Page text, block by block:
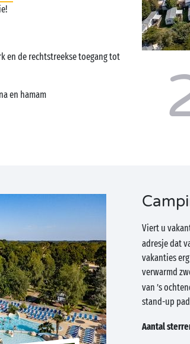
en de rechtstreekse toegang tot
en hamam
Viert u
adresje dat
vakanties
verwarmd
van ’s
stand-up
Aantal